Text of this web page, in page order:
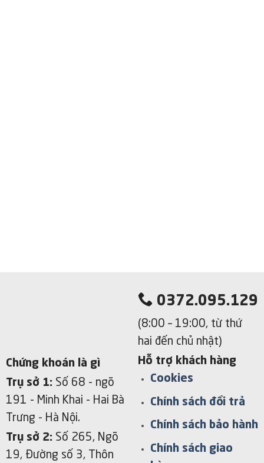
Chứng khoán là gì
Trụ sở 1: Số 68 - ngõ
191 - Minh Khai - Hai Bà
Trưng - Hà Nội.
Trụ sở 2: Số 265, Ngõ
19, Đường số 3, Thôn
0372.095.129
(8:00 – 19:00, từ thứ
hai đến chủ nhật)
Hỗ trợ khách hàng
Cookies
Chính sách đổi trả
Chính sách bảo hành
Chính sách giao